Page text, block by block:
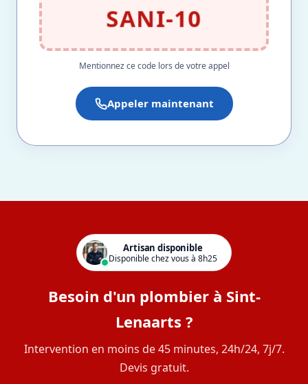
SANI-10
Mentionnez ce code lors de votre appel
Appeler maintenant
Artisan disponible
Disponible chez vous à 8h25
Besoin d'un plombier à Sint-
Lenaarts ?
Intervention en moins de 45 minutes, 24h/24, 7j/7.
Devis gratuit.